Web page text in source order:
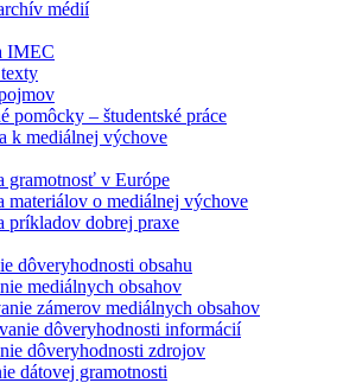
médií
IMEC
pomôcky – študentské práce
k mediálnej výchove
gramotnosť v Európe
materiálov o mediálnej výchove
príkladov dobrej praxe
dôveryhodnosti obsahu
mediálnych obsahov
zámerov mediálnych obsahov
dôveryhodnosti informácií
dôveryhodnosti zdrojov
dátovej gramotnosti